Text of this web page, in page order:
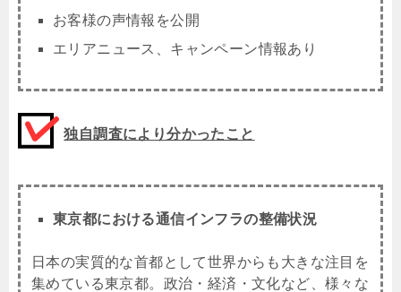
お客様の声情報を公開
エリアニュース、キャンペーン情報あり
独自調査により分かったこと
東京都における通信インフラの整備状況
日本の実質的な首都として世界からも大きな注目を
集めている東京都。政治・経済・文化など、様々な